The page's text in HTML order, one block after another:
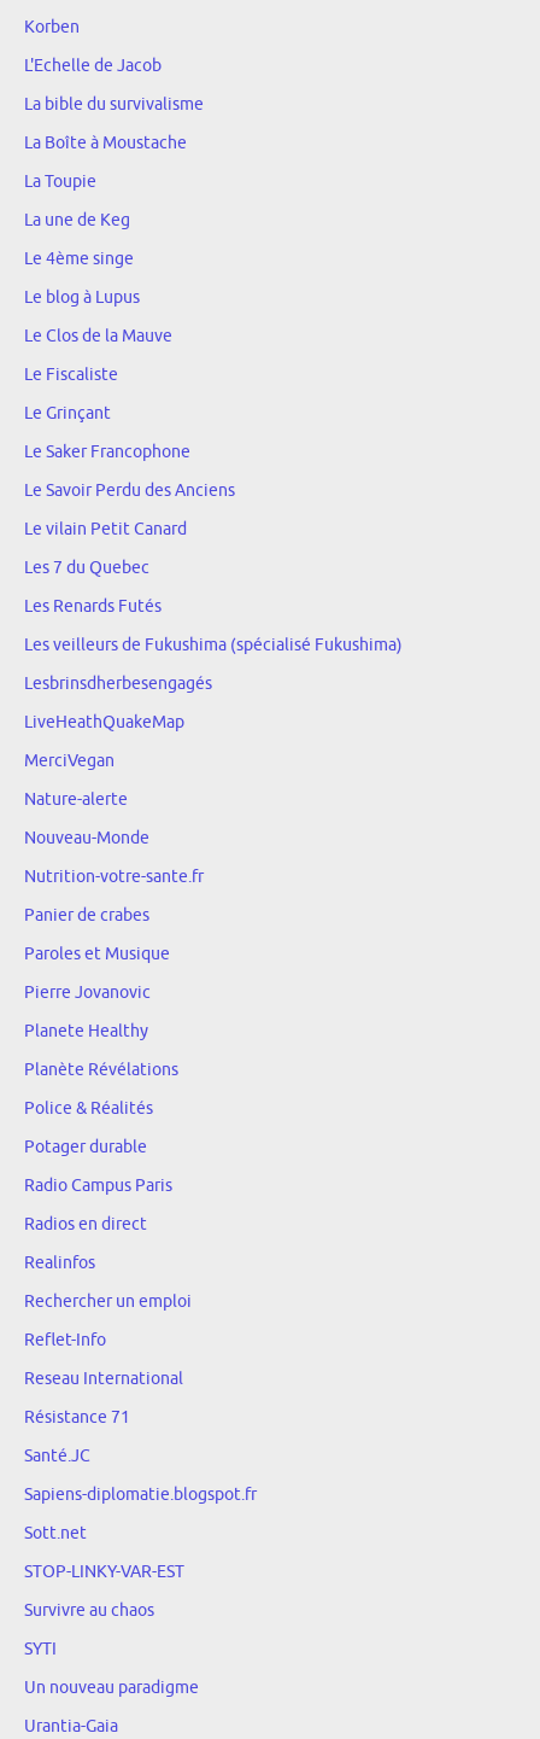
Korben
L'Echelle de Jacob
La bible du survivalisme
La Boîte à Moustache
La Toupie
La une de Keg
Le 4ème singe
Le blog à Lupus
Le Clos de la Mauve
Le Fiscaliste
Le Grinçant
Le Saker Francophone
Le Savoir Perdu des Anciens
Le vilain Petit Canard
Les 7 du Quebec
Les Renards Futés
Les veilleurs de Fukushima (spécialisé Fukushima)
Lesbrinsdherbesengagés
LiveHeathQuakeMap
MerciVegan
Nature-alerte
Nouveau-Monde
Nutrition-votre-sante.fr
Panier de crabes
Paroles et Musique
Pierre Jovanovic
Planete Healthy
Planète Révélations
Police & Réalités
Potager durable
Radio Campus Paris
Radios en direct
Realinfos
Rechercher un emploi
Reflet-Info
Reseau International
Résistance 71
Santé.JC
Sapiens-diplomatie.blogspot.fr
Sott.net
STOP-LINKY-VAR-EST
Survivre au chaos
SYTI
Un nouveau paradigme
Urantia-Gaia